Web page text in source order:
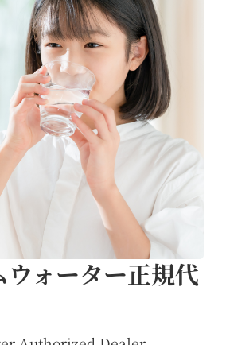
ウォーター正規代